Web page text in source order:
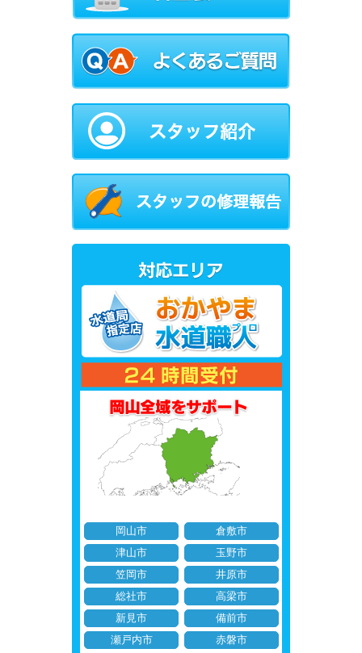
岡山市
倉敷市
津山市
玉野市
笠岡市
井原市
総社市
高梁市
新見市
備前市
瀬戸内市
赤磐市